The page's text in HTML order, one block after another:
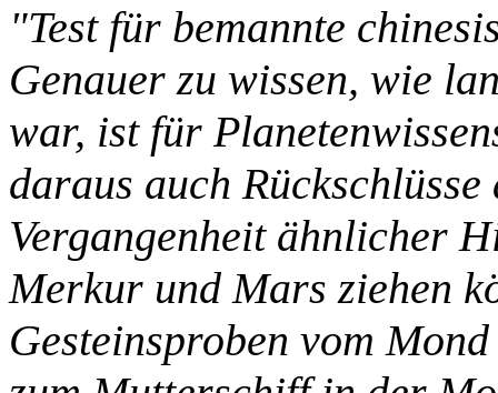
"Test für bemannte
Genauer zu wissen, wie
war, ist für
daraus auch
Vergangenheit ähnlicher
Merkur und Mars ziehen
Gesteinsproben vom